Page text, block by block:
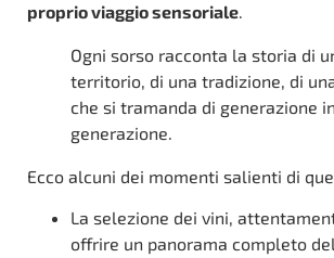
proprio viaggio sensoriale.
Ogni sorso racconta la storia di
territorio, di una tradizione, di
che si tramanda di generazione in
generazione.
Ecco alcuni dei momenti salienti di
La selezione dei vini,
offrire un panorama completo